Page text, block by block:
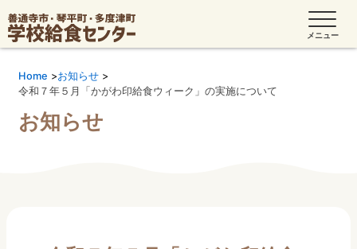
Home
お知らせ
令和７年５月「かがわ印給食ウィーク」の実施について
お知らせ